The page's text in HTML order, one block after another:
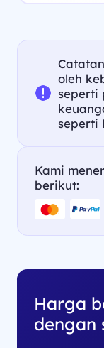
oleh
seperti
seperti
Kami
berikut:
Harga
dengan